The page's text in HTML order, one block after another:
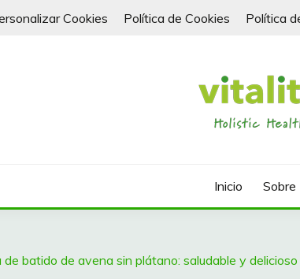
Cookies Política de Cookies Política
Inicio Sobre
de batido de avena sin plátano: saludable y delicioso